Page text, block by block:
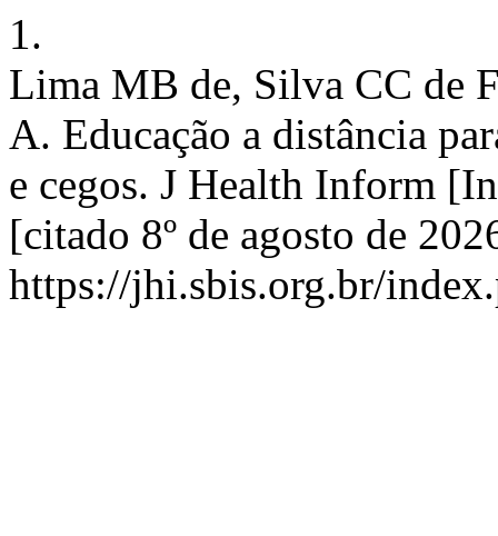
1.
Lima MB de, Silva CC de
A. Educação a distância
e cegos. J Health Inform
[citado 8º de agosto de
https://jhi.sbis.org.br/